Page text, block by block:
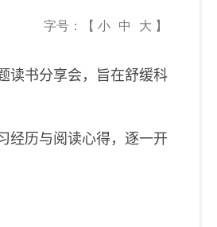
字号：【 小 中 大 】
读书分享会，旨在舒缓科
经历与阅读心得，逐一开